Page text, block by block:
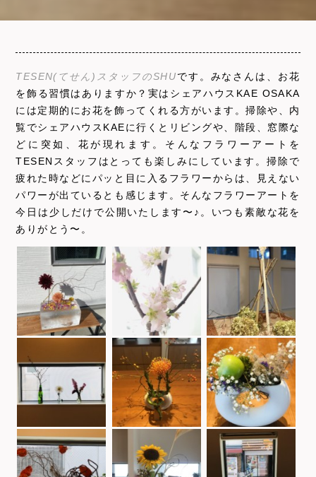
TESEN(てせん)スタッフのSHU です。みなさんは、お花
を飾る習慣はありますか？実はシェアハウスKAE OSAKA
には定期的にお花を飾ってくれる方がいます。掃除や、内
覧でシェアハウスKAEに行くとリビングや、階段、窓際な
どに突如、花が現れます。そんなフラワーアートを
TESENスタッフはとっても楽しみにしています。掃除で
疲れた時などにパッと目に入るフラワーからは、見えない
パワーが出ているとも感じます。そんなフラワーアートを
今日は少しだけで公開いたします〜♪。いつも素敵な花を
ありがとう〜。